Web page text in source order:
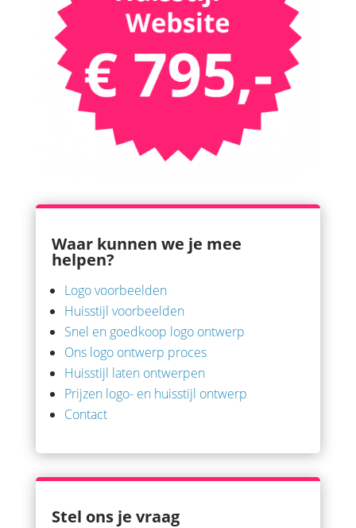
Waar kunnen we je mee
helpen?
Logo voorbeelden
Huisstijl voorbeelden
Snel en goedkoop logo ontwerp
Ons logo ontwerp proces
Huisstijl laten ontwerpen
Prijzen logo- en huisstijl ontwerp
Contact
Stel ons je vraag